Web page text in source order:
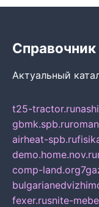
Актуальный
t25-tractor.ru
gbmk.spb.ru
airheat-spb.ru
demo.home.nov.ru
comp-land.org
fexer.rusnite-